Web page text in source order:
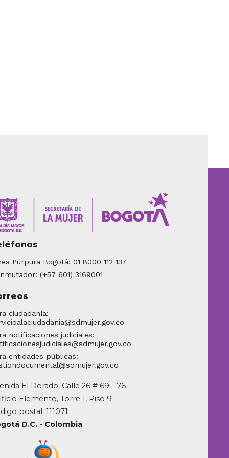
Púrpura Bogotá: 01 8000 112 137
(+57 601) 3169001
ciudadanía:
notificaciones judiciales:
entidades públicas:
El Dorado, Calle 26 # 69 - 76
Elemento, Torre 1, Piso 9
postal: 111071
D.C. - Colombia